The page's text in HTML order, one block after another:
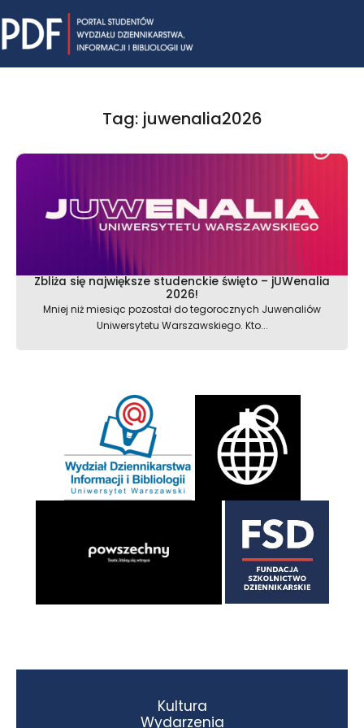
to
content
Tag: juwenalia2026
Zbliża się największe studenckie święto – jUWenalia
2026!
Mniej niż miesiąc pozostał do tegorocznych Juwenaliów
Uniwersytetu Warszawskiego. Kto...
Kultura
Wydarzenia